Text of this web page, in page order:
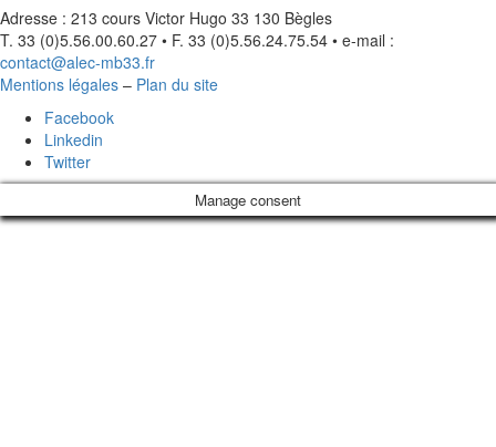
Adresse : 213 cours Victor Hugo 33 130 Bègles
T. 33 (0)5.56.00.60.27 • F. 33 (0)5.56.24.75.54 • e-mail :
contact@alec-mb33.fr
Mentions légales – Plan du site
Facebook
Linkedin
Twitter
Manage consent